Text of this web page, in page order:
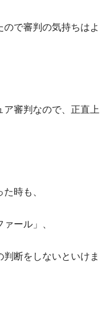
で審判の気持ちはよ
審判なので、正直上
時も、
ール」、
断をしないといけま